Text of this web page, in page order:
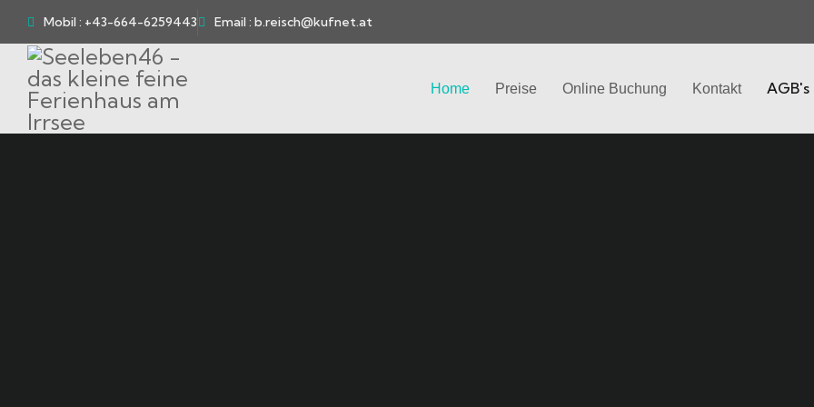
Mobil : +43-664-6259443 Email : b.reisch@kufnet.at
Home Preise Online Buchung Kontakt AGB's